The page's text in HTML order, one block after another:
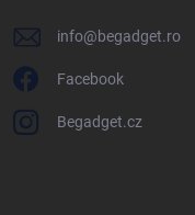
info@begadget.ro
Facebook
Begadget.cz